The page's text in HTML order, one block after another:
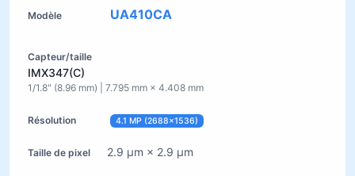
UA410CA
IMX347(C)
1/1.8" (8.96 mm) | 7.795 mm × 4.408 mm
4.1 MP (2688×1536)
2.9 µm × 2.9 µm